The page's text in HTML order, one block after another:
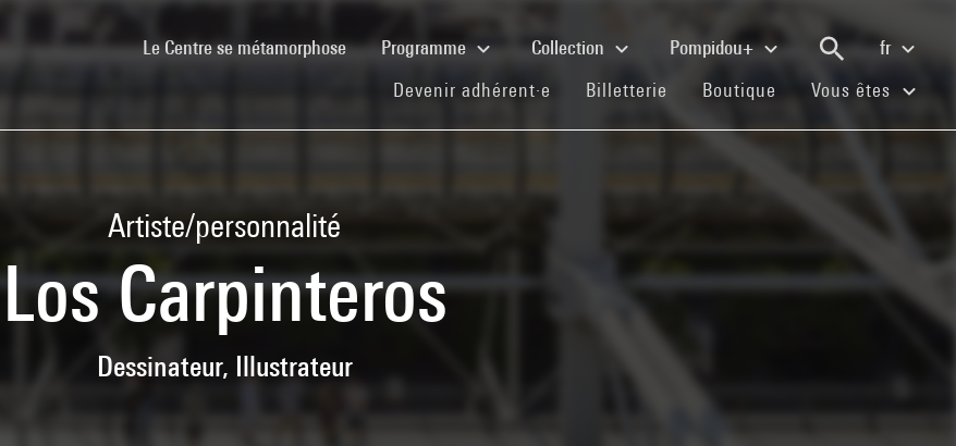
Le Centre se métamorphose(current)Programme Collection Pompidou+
fr
Devenir adhérent·e (current)
Billetterie (current)
Boutique (current)
Vous êtes
Artiste/personnalité
Los Carpinteros
Dessinateur, Illustrateur